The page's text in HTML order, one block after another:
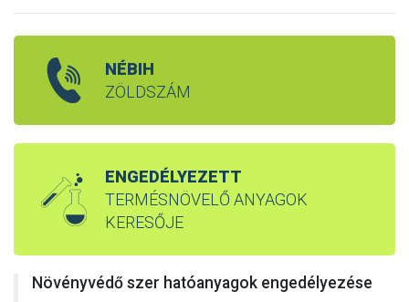
NÉBIH
ZÖLDSZÁM
ENGEDÉLYEZETT
TERMÉSNÖVELŐ ANYAGOK
KERESŐJE
Növényvédő szer hatóanyagok engedélyezése